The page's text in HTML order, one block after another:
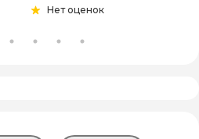
Нет оценок